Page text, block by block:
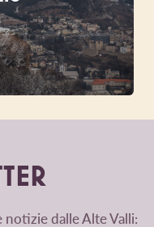
dalle Alte Valli: